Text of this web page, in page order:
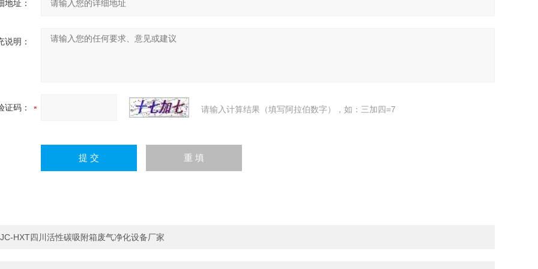
地址：
说明：
证码： 请输入计算结果（填写阿拉伯数字），如：三加四=7
JC-HXT四川活性碳吸附箱废气净化设备厂家